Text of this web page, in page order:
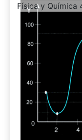
-
Física y Química